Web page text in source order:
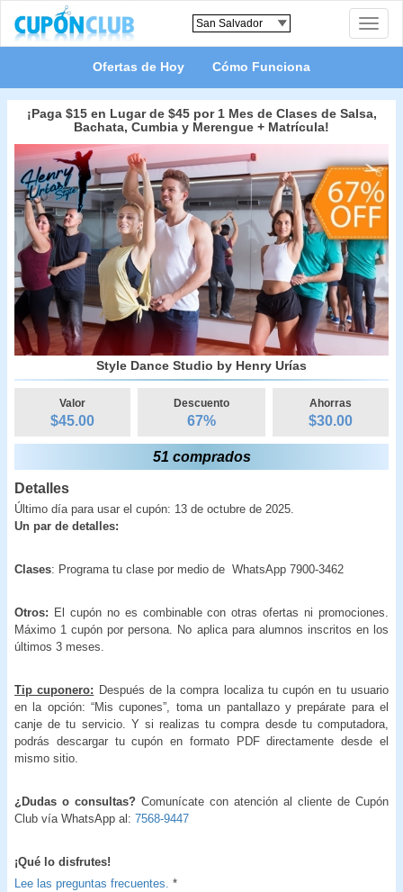
Toggle
Ofertas de Hoy Cómo Funciona
¡Paga $15 en Lugar de $45 por 1 Mes de Clases de Salsa,
Bachata, Cumbia y Merengue + Matrícula!
Style Dance Studio by Henry Urías
Valor
$45.00
Descuento
67%
Ahorras
$30.00
51 comprados
Detalles
Último día para usar el cupón: 13 de octubre de 2025.
Un par de detalles:
Clases: Programa tu clase por medio de WhatsApp 7900-3462
Otros: El cupón no es combinable con otras ofertas ni promociones.
Máximo 1 cupón por persona. No aplica para alumnos inscritos en los
últimos 3 meses.
Tip cuponero: Después de la compra localiza tu cupón en tu usuario
en la opción: “Mis cupones”, toma un pantallazo y prepárate para el
canje de tu servicio. Y si realizas tu compra desde tu computadora,
podrás descargar tu cupón en formato PDF directamente desde el
mismo sitio.
¿Dudas o consultas? Comunícate con atención al cliente de Cupón
Club vía WhatsApp al: 7568-9447
¡Qué lo disfrutes!
Lee las preguntas frecuentes. *